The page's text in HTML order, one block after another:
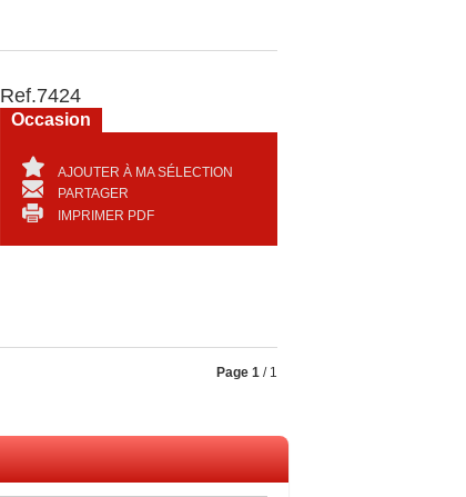
Ref.7424
Occasion
AJOUTER À MA SÉLECTION
PARTAGER
IMPRIMER PDF
Page 1 / 1